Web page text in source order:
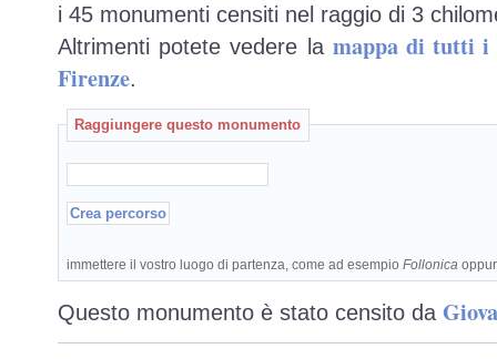
i 45 monumenti censiti nel raggio di 3
Altrimenti potete vedere la mappa di tutti i
Firenze.
Raggiungere questo monumento
immettere il vostro luogo di partenza, come ad esempio Follonica
Questo monumento è stato censito da